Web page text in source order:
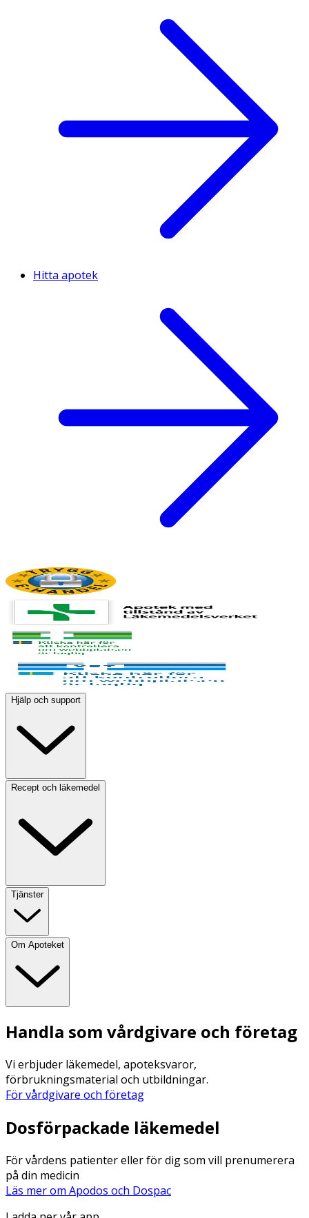
Hitta apotek
Hjälp och support
Recept och läkemedel
Tjänster
Om Apoteket
Handla som vårdgivare och företag
Vi erbjuder läkemedel, apoteksvaror,
förbrukningsmaterial och utbildningar.
För vårdgivare och företag
Dosförpackade läkemedel
För vårdens patienter eller för dig som vill prenumerera
på din medicin
Läs mer om Apodos och Dospac